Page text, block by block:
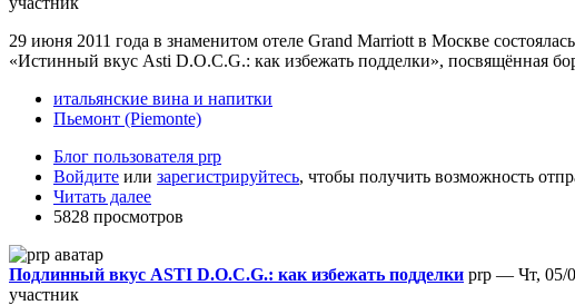
29 июня 2011 года в знаменитом отеле Grand Marriott в Москве
«Истинный вкус Asti D.O.C.G.: как избежать подделки», посвящённая
итальянские вина и напитки
Пьемонт (Piemonte)
Блог пользователя prp
Войдите или зарегистрируйтесь, чтобы получить возможность
Читать далее
5828 просмотров
Подлинный вкус ASTI D.O.C.G.: как избежать подделки prp — Чт, 05/
участник